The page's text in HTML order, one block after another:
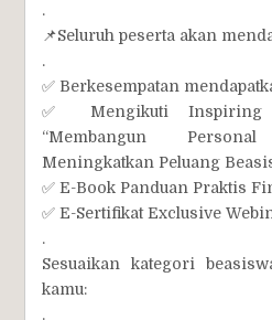
.
📌Seluruh peserta akan
.
✅ Berkesempatan
✅ Mengikuti Inspiring
“Membangun
Meningkatkan Peluang
✅ E-Book Panduan Praktis
✅ E-Sertifikat Exclusive
.
Sesuaikan kategori
kamu:
.